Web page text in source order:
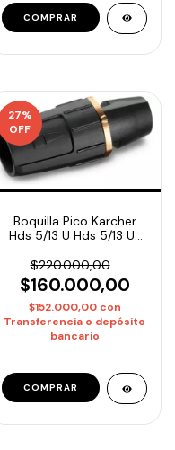
27%
OFF
Boquilla Pico Karcher
Hds 5/13 U Hds 5/13 Ux
$220.000,00
$160.000,00
$152.000,00 con
Transferencia o depósito
bancario